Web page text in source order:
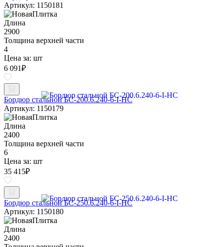
Артикул: 1150181
Длина
2900
Толщина верхней части
4
Цена за: шт
6 091₽
Бордюр стальной БС-200.6.240-6-I-НС
Артикул: 1150179
Длина
2400
Толщина верхней части
6
Цена за: шт
35 415₽
Бордюр стальной БС-250.6.240-6-I-НС
Артикул: 1150180
Длина
2400